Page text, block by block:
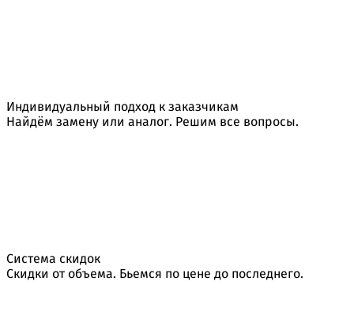
Индивидуальный подход к заказчикам
Найдём замену или аналог. Решим все вопросы.
Система скидок
Скидки от объема. Бьемся по цене до последнего.